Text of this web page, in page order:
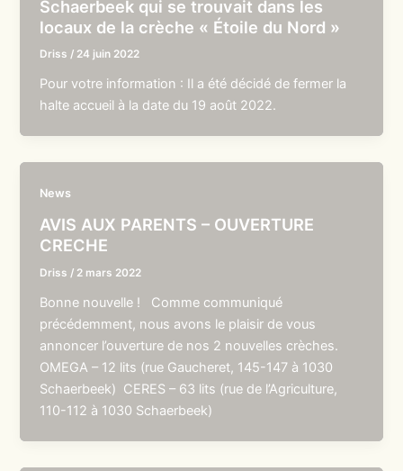
Schaerbeek qui se trouvait dans les
locaux de la crèche « Étoile du Nord »
Driss / 24 juin 2022
Pour votre information : Il a été décidé de fermer la
halte accueil à la date du 19 août 2022.
News
AVIS AUX PARENTS – OUVERTURE
CRECHE
Driss / 2 mars 2022
Bonne nouvelle ! Comme communiqué
précédemment, nous avons le plaisir de vous
annoncer l’ouverture de nos 2 nouvelles crèches.
OMEGA – 12 lits (rue Gaucheret, 145-147 à 1030
Schaerbeek) CERES – 63 lits (rue de l’Agriculture,
110-112 à 1030 Schaerbeek)